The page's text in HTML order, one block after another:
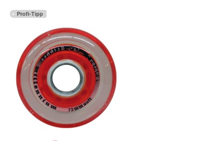
Profi-Tipp